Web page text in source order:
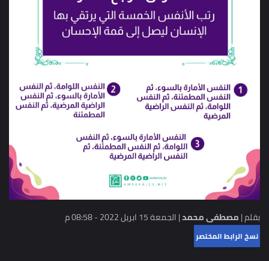
بقلم |مصطفى محمد|الجمعة 15 ابريل 2022 - 08:58 م
نسخ الرابط المختصر